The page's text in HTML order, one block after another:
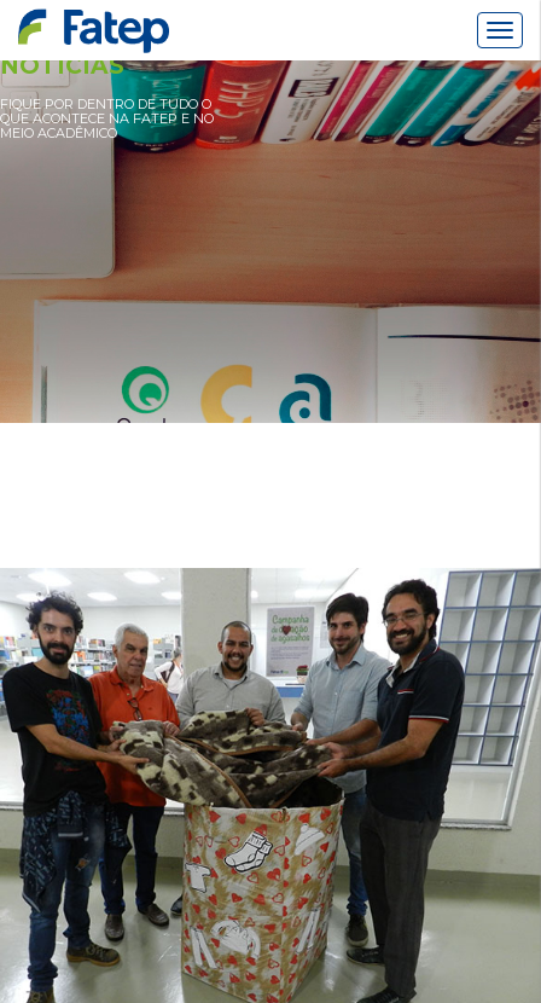
NOTÍCIAS
FIQUE POR DENTRO DE TUDO O
QUE ACONTECE NA FATEP E NO
MEIO ACADÊMICO